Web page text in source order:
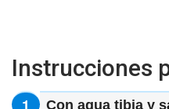
Instrucciones
Con agua tibia y